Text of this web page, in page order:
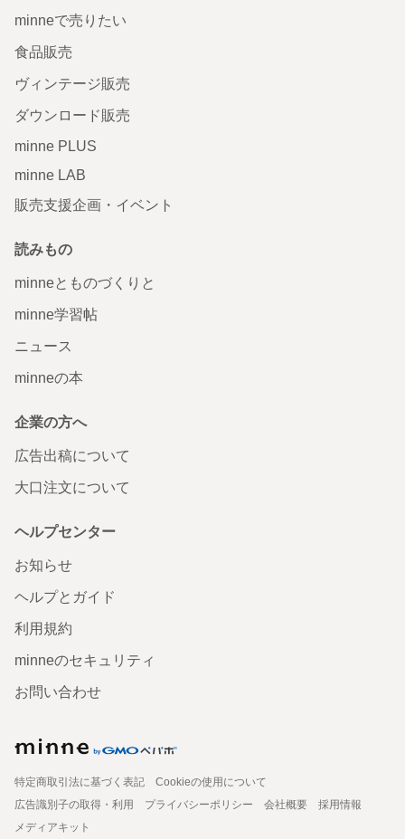
minneで売りたい
食品販売
ヴィンテージ販売
ダウンロード販売
minne PLUS
minne LAB
販売支援企画・イベント
読みもの
minneとものづくりと
minne学習帖
ニュース
minneの本
企業の方へ
広告出稿について
大口注文について
ヘルプセンター
お知らせ
ヘルプとガイド
利用規約
minneのセキュリティ
お問い合わせ
特定商取引法に基づく表記
Cookieの使用について
広告識別子の取得・利用
プライバシーポリシー 会社概要
採用情報
メディアキット